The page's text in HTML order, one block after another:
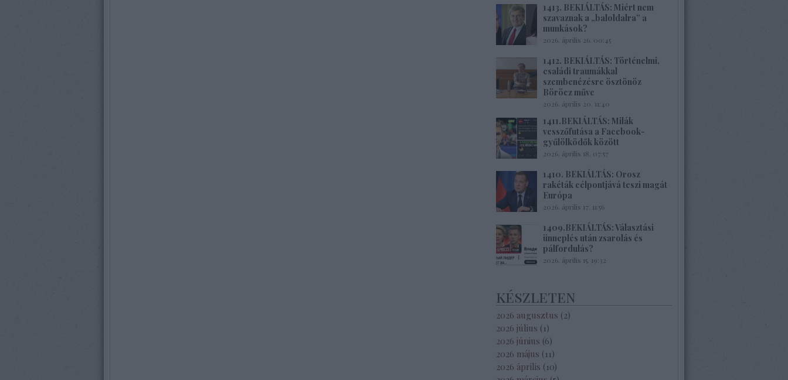
1413. BEKIÁLTÁS: Miért nem
szavaznak a „baloldalra” a
munkások?
2026. április 26. 00:45
1412. BEKIÁLTÁS: Történelmi,
családi traumákkal
szembenézésre ösztönöz
Böröcz műve
2026. április 20. 11:40
1411.BEKIÁLTÁS: Milák
vesszőfutása a Facebook-
gyűlölködők között
2026. április 18. 07:57
1410. BEKIÁLTÁS: Orosz
rakéták célpontjává teszi magát
Európa
2026. április 17. 11:56
1409.BEKIÁLTÁS: Választási
ünneplés után zsarolás és
pálfordulás?
2026. április 15. 19:32
készleten
2026 augusztus (2)
2026 július ( 1)
2026 június (6)
2026 május ( 11)
2026 április ( 10)